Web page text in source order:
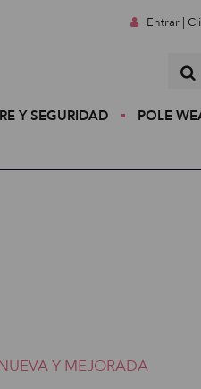
Entrar |
Y SEGURIDAD POLE
Y MEJORADA